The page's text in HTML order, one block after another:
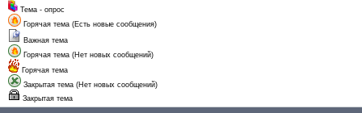
Тема - опрос
Горячая тема (Есть новые сообщения)
Важная тема
Горячая тема (Нет новых сообщений)
Горячая тема
Закрытая тема (Нет новых сообщений)
Закрытая тема